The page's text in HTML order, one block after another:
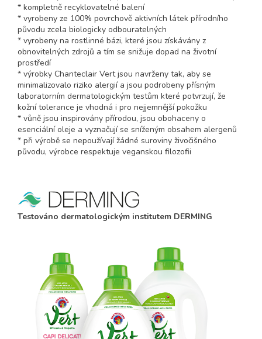
* kompletně recyklovatelné balení
* vyrobeny ze 100% povrchově aktivních látek přírodního
původu zcela biologicky odbouratelných
* vyrobeny na rostlinné bázi, které jsou získávány z
obnovitelných zdrojů a tím se snižuje dopad na životní
prostředí
* výrobky Chanteclair Vert jsou navrženy tak, aby se
minimalizovalo riziko alergií a jsou podrobeny přísným
laboratorním dermatologickým testům které potvrzují, že
kožní tolerance je vhodná i pro nejjemnější pokožku
* vůně jsou inspirovány přírodou, jsou obohaceny o
esenciální oleje a vyznačují se sníženým obsahem alergenů
* při výrobě se nepoužívají žádné suroviny živočišného
původu, výrobce respektuje veganskou filozofii
Testováno dermatologickým institutem DERMING